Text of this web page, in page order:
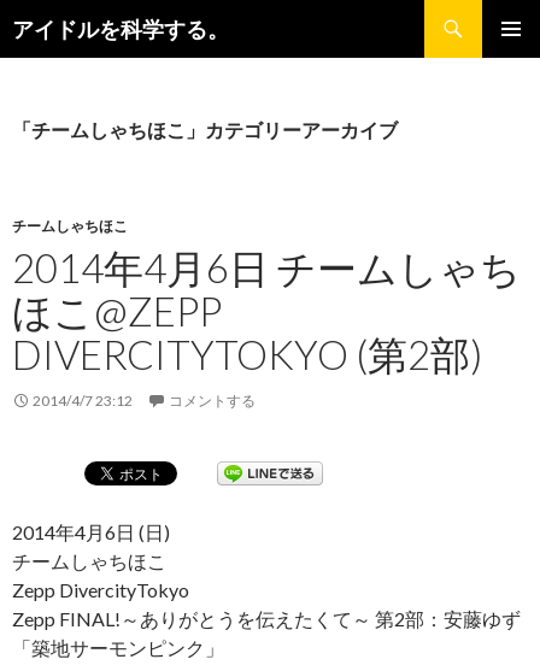
アイドルを科学する。
索
ン
キ
ッ
プ
「チームしゃちほこ」カテゴリーアーカイブ
チームしゃちほこ
2014年4月6日 チームしゃち
ほこ@ZEPP
DIVERCITYTOKYO (第2部)
2014/4/7 23:12 コメントする
2014年4月6日 (日)
チームしゃちほこ
Zepp DivercityTokyo
Zepp FINAL!～ありがとうを伝えたくて～ 第2部：安藤ゆず
「築地サーモンピンク」